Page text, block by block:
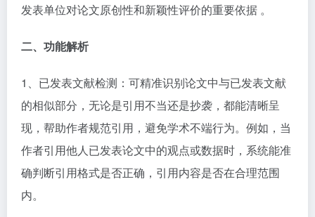
发表单位对论文原创性和新颖性评价的重要依据 。​
二、功能解析​
1、已发表文献检测：可精准识别论文中与已发表文献
的相似部分，无论是引用不当还是抄袭，都能清晰呈
现，帮助作者规范引用，避免学术不端行为。例如，当
作者引用他人已发表论文中的观点或数据时，系统能准
确判断引用格式是否正确，引用内容是否在合理范围
内。​